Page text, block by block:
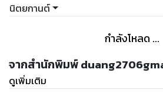
นิตยกานต์
กำลังโหลด ...
จากสำนักพิมพ์
ดูเพิ่มเติม